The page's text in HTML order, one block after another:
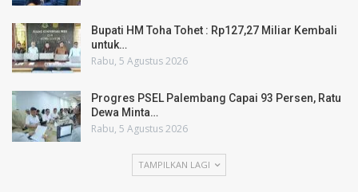
Bupati HM Toha Tohet : Rp127,27 Miliar Kembali
untuk…
Rabu, 5 Agustus 2026
Progres PSEL Palembang Capai 93 Persen, Ratu
Dewa Minta…
Rabu, 5 Agustus 2026
TAMPILKAN LAGI